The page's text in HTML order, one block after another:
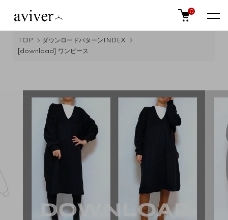
0
TOP
ダウンロードパターンINDEX
[download] ワンピース